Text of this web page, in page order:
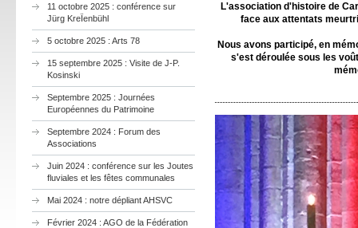
11 octobre 2025 : conférence sur
Jürg KreÏenbühl
5 octobre 2025 : Arts 78
15 septembre 2025 : Visite de J-P.
Kosinski
Septembre 2025 : Journées
Européennes du Patrimoine
Septembre 2024 : Forum des
Associations
Juin 2024 : conférence sur les Joutes
fluviales et les fêtes communales
Mai 2024 : notre dépliant AHSVC
Février 2024 : AGO de la Fédération
L'association d'histoire de
face aux attentats
Nous avons participé, en
s'est déroulée sous les